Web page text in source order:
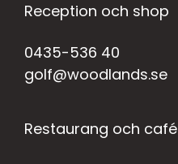
Reception och shop
0435-536 40
golf@woodlands.se
Restaurang och café